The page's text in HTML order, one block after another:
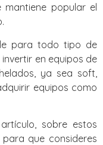
popular el
para todo tipo de
en equipos de
ya sea soft,
equipos como
sobre estos
que consideres